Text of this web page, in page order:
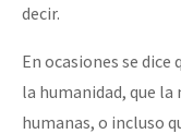
decir.
En ocasiones se
la humanidad, que
humanas, o incluso